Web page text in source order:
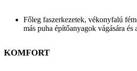
Főleg faszerkezetek, vékonyfalú
más puha építőanyagok vágására és
KOMFORT